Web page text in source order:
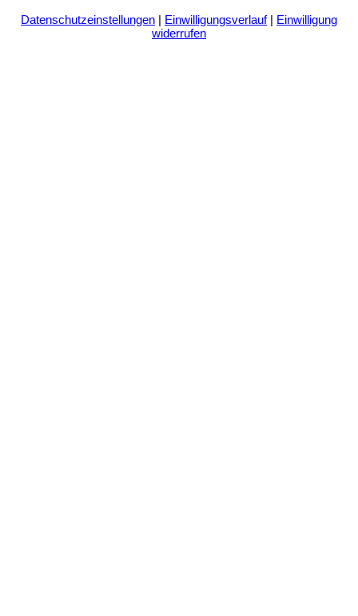
Datenschutzeinstellungen | Einwilligungsverlauf| Einwilligung
widerrufen